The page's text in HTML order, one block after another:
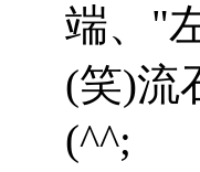
端、"
(笑)流
(^^;